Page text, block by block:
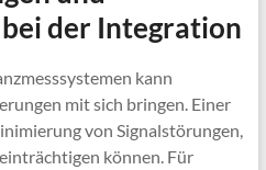
bei der Integration
kann
mit sich bringen. Einer
von Signalstörungen,
können. Für